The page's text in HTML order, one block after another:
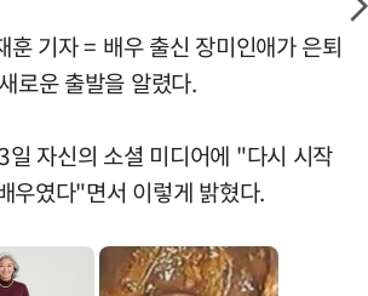
훈 기자 = 배우 출신 장미인애가 은퇴
로운 출발을 알렸다.
일 자신의 소셜 미디어에 "다시 시작
우였다"면서 이렇게 밝혔다.